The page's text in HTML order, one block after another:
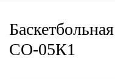
СО-05К1